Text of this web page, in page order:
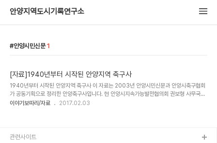
안양지역도시기록연구소
안양시민신문 1
[자료]1940년부터 시작된 안양지역 축구사
1940년부터 시작된 안양지역 축구사 이 자료는 2003년 안양시민신문과 안양시축구협회
가 공동기획으로 정리한 안양축구사입니다. 현 안양시지속가능발전협의회 권보형 사무국장
이 당시 안양시민신문 시민기자로 활동하며 지역체육계의 원로들을 만나고 인터뷰하여 10
강도시 자부심 갖게 돼 2003년 12월 26일(금) 01:01 [안양시민신문] 안양시축구협회는
이야기보따리/자료 2017.02.03
관련사이트